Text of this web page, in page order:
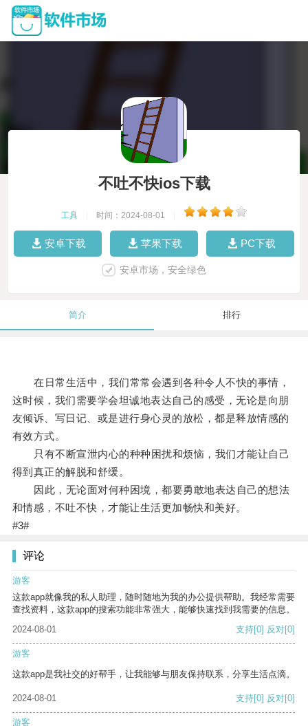
不吐不快ios下载
工具 时间：2024-08-01
安卓下载 苹果下载 PC下载
安卓市场，安全绿色
简介 排行
在日常生活中，我们常常会遇到各种令人不快的事情，
这时候，我们需要学会坦诚地表达自己的感受，无论是向朋
友倾诉、写日记、或是进行身心灵的放松，都是释放情感的
有效方式。
只有不断宣泄内心的种种困扰和烦恼，我们才能让自己
得到真正的解脱和舒缓。
因此，无论面对何种困境，都要勇敢地表达自己的想法
和情感，不吐不快，才能让生活更加畅快和美好。
#3#
评论
游客
这款app就像我的私人助理，随时随地为我的办公提供帮助。我经常需要
查找资料，这款app的搜索功能非常强大，能够快速找到我需要的信息。
2024-08-01
支持[0] 反对[0]
游客
这款app是我社交的好帮手，让我能够与朋友保持联系，分享生活点滴。
2024-08-01 支持[0] 反对[0]
游客